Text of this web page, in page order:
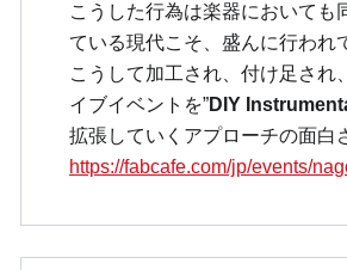
こうした行為は楽器においても
ている現代こそ、盛んに行われ
こうして加工され、付け足さ
イブイベントを”DIY
拡張していくアプローチの面白
https://fabcafe.com/jp/events/